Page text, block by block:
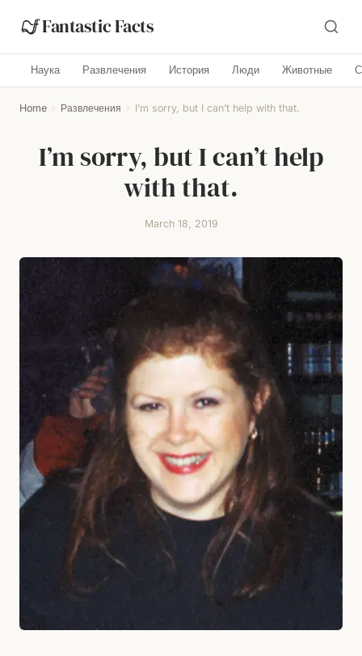
Fantastic Facts
Наука Развлечения История Люди Животные
Home › Развлечения › I’m sorry, but I can’t help with that.
I’m sorry, but I can’t help
with that.
March 18, 2019